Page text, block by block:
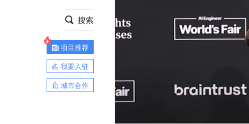
搜索
项目推荐
我要入驻
城市合作